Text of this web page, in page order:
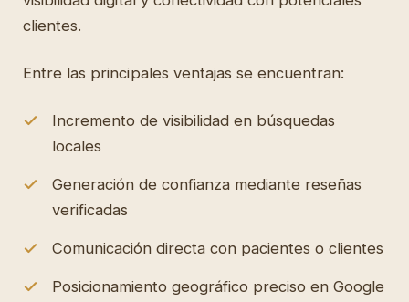
clientes.
Entre las principales ventajas se encuentran:
Incremento de visibilidad en búsquedas
locales
Generación de confianza mediante reseñas
verificadas
Comunicación directa con pacientes o clientes
Posicionamiento geográfico preciso en Google